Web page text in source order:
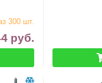
300 шт.
руб.